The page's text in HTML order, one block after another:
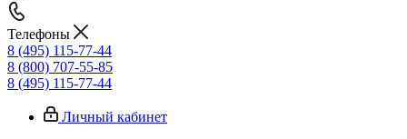
Телефоны
8 (495) 115-77-44
8 (800) 707-55-85
8 (495) 115-77-44
Личный кабинет